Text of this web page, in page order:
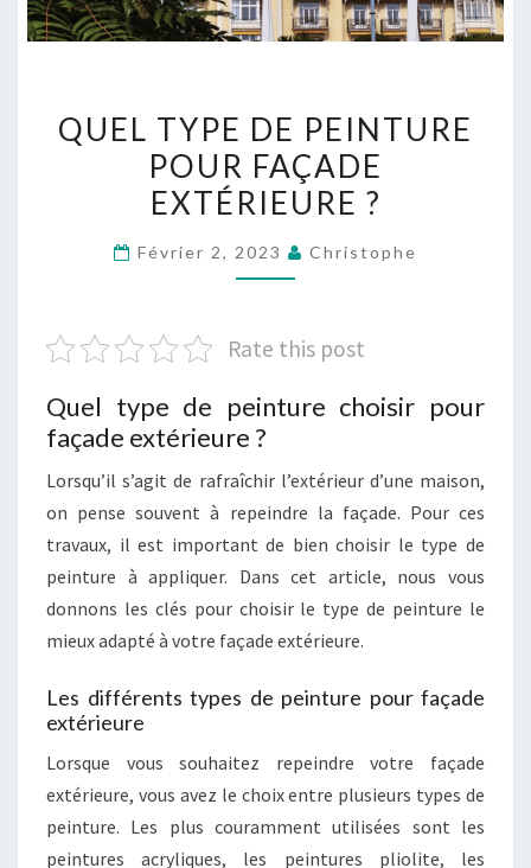
TYPE
DE
PEINTURE
FAÇADE
QUEL TYPE DE PEINTURE
POUR FAÇADE
EXTÉRIEURE ?
Février 2, 2023 Christophe
Rate this post
Quel type de peinture choisir pour
façade extérieure ?
Lorsqu’il s’agit de rafraîchir l’extérieur d’une maison,
on pense souvent à repeindre la façade. Pour ces
travaux, il est important de bien choisir le type de
peinture à appliquer. Dans cet article, nous vous
donnons les clés pour choisir le type de peinture le
mieux adapté à votre façade extérieure.
Les différents types de peinture pour façade
extérieure
Lorsque vous souhaitez repeindre votre façade
extérieure, vous avez le choix entre plusieurs types de
peinture. Les plus couramment utilisées sont les
peintures acryliques, les peintures pliolite, les